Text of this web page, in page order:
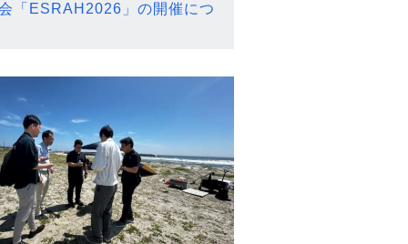
「ESRAH2026」の開催につ